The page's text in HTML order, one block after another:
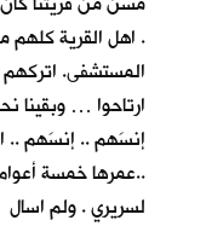
. اهل القرية
المستشفى.
ارتاحوا … وبقينا
إنسَهم .. إنسَهم ..
..عمرها خمسة
لسريري . ولم اسال